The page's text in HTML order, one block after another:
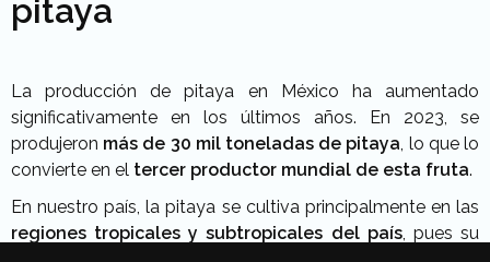
pitaya
La producción de pitaya en México ha aumentado
significativamente en los últimos años. En 2023, se
produjeron más de 30 mil toneladas de pitaya, lo que lo
convierte en el tercer productor mundial de esta fruta.
En nuestro país, la pitaya se cultiva principalmente en las
regiones tropicales y subtropicales del país, pues su